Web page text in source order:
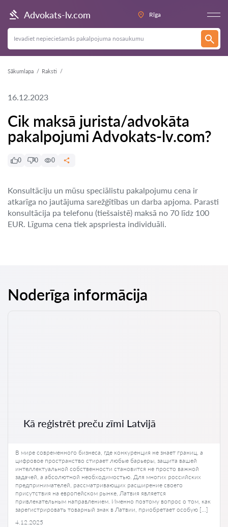
Advokats-lv.com Rīga
Sākumlapa Raksti
16.12.2023
Cik maksā jurista/advokāta
pakalpojumi Advokats-lv.com?
0 0 0
Konsultāciju un mūsu speciālistu pakalpojumu cena ir
atkarīga no jautājuma sarežģītības un darba apjoma. Parasti
konsultācija pa telefonu (tiešsaistē) maksā no 70 līdz 100
EUR. Līguma cena tiek apspriesta individuāli.
Noderīga informācija
Kā reģistrēt preču zīmi Latvijā
В мире современного бизнеса, где конкуренция не знает границ, а
цифровое пространство стирает любые барьеры, защита вашей
интеллектуальной собственности становится не просто важной
задачей, а абсолютной необходимостью. Для многих российских
предпринимателей, рассматривающих расширение своего
присутствия на европейском рынке, Латвия является
привлекательным направлением. Именно поэтому вопрос о том, как
зарегистрировать товарный знак в Латвии, приобретает особую […]
4.12.2025